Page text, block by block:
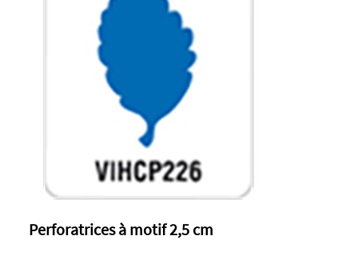
Perforatrices à motif 2,5 cm